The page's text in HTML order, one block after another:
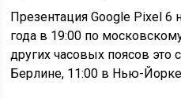
Презентация Google Pixel 6
года в 19:00 по
других часовых поясов это
Берлине, 11:00 в Нью-